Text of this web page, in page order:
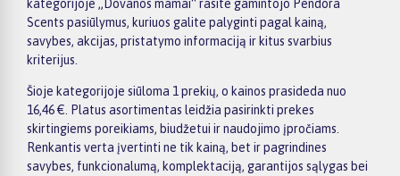
kategorijoje „Dovanos mamai“ rasite gamintojo Pendora
Scents pasiūlymus, kuriuos galite palyginti pagal kainą,
savybes, akcijas, pristatymo informaciją ir kitus svarbius
kriterijus.
Šioje kategorijoje siūloma 1 prekių, o kainos prasideda nuo
16,46 €. Platus asortimentas leidžia pasirinkti prekes
skirtingiems poreikiams, biudžetui ir naudojimo įpročiams.
Renkantis verta įvertinti ne tik kainą, bet ir pagrindines
savybes, funkcionalumą, komplektaciją, garantijos sąlygas bei